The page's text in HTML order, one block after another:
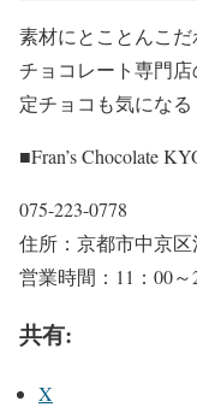
素材にとことんこ
チョコレート専門
定チョコも気になる
■Fran’s Chocolate
075-223-0778
住所：京都市中京
営業時間：11：00～
共有:
X